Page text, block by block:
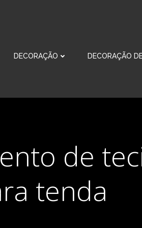
DECORAÇÃO DECORAÇÃO
de
tenda